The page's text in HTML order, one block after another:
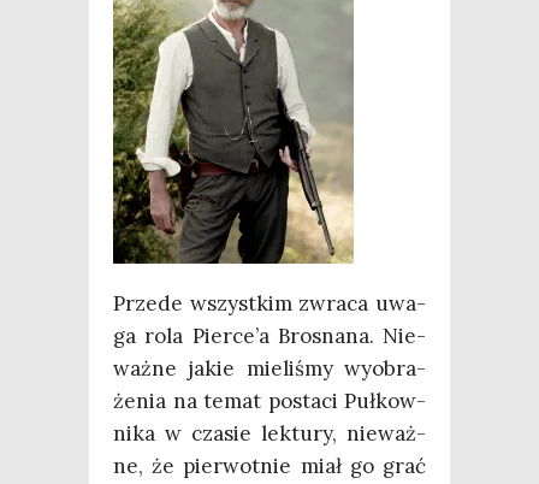
Przede wszyst­kim zwra­ca uwa­
ga rola Pierce’a Bro­sna­na. Nie­
waż­ne jakie mie­li­śmy wyobra­
że­nia na temat posta­ci Puł­kow­
ni­ka w cza­sie lek­tu­ry, nie­waż­
ne, że pier­wot­nie miał go grać